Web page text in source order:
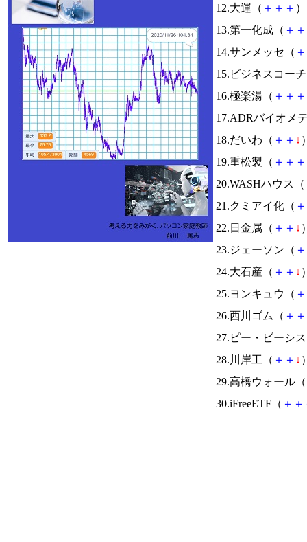
12.大運（ ＋ ＋ ＋
13.第一化成（ ＋ ＋
14.サンメッセ（ ＋
15.ビジネスコー
16.極楽湯（ ＋ ＋ ＋
17.ADRバイオメ
18.だいわ（ ＋ ＋ ↓
19.重松製（ ＋ ＋ ＋
20.WASHハウス（
21.クミアイ化（ ＋
22.日金属（ ＋ ＋ ↓
23.ジェーソン（ ＋
24.大石産（ ＋ ＋ ↓
25.ヨンキュウ（ ＋
26.西川ゴム（ ＋ ＋
27.ピー・ビーシ
28.川岸工（ ＋ ＋ ↓
29.高橋ウォール（
30.iFreeETF（ ＋ ＋